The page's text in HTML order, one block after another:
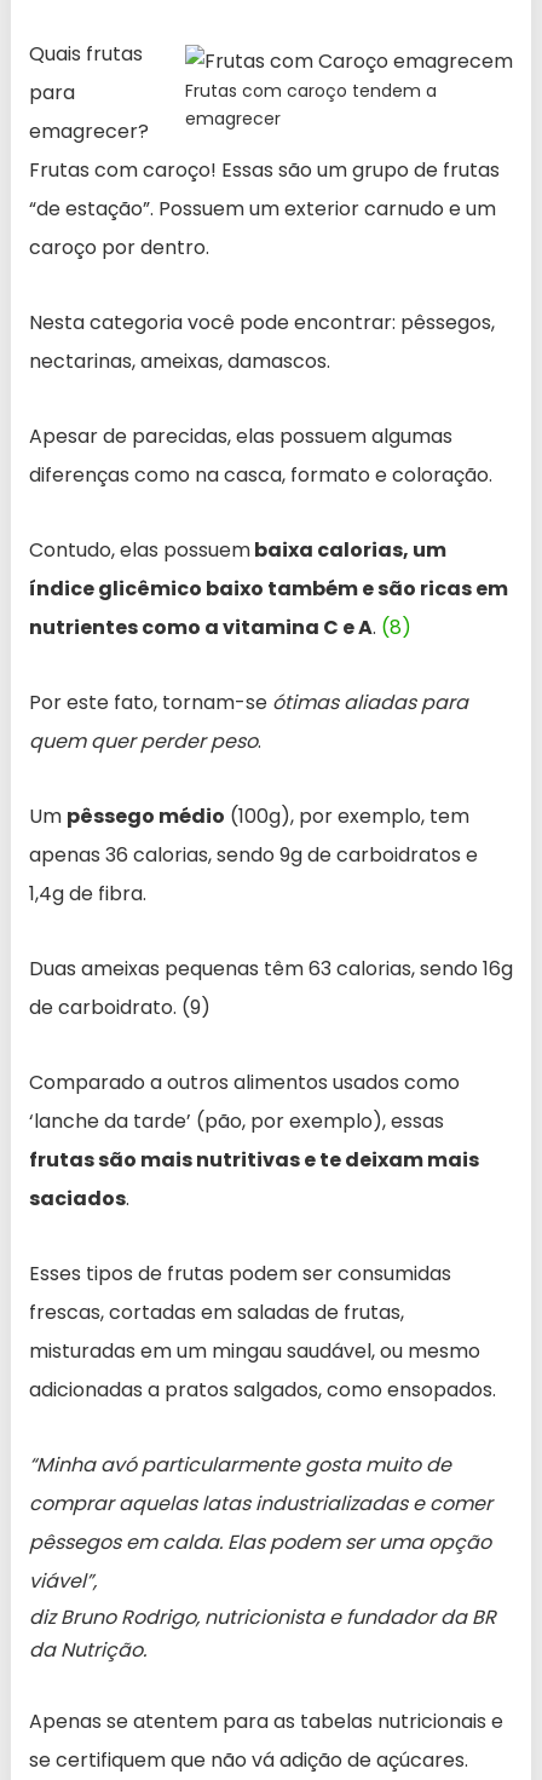
Frutas com caroço tendem a
emagrecer
Quais frutas
para
emagrecer?
Frutas com caroço! Essas são um grupo de frutas
“de estação”. Possuem um exterior carnudo e um
caroço por dentro.
Nesta categoria você pode encontrar: pêssegos,
nectarinas, ameixas, damascos.
Apesar de parecidas, elas possuem algumas
diferenças como na casca, formato e coloração.
Contudo, elas possuembaixa calorias, um
índice glicêmico baixo também e são ricas em
nutrientes como a vitamina C e A. (8)
Por este fato, tornam-se ótimas aliadas para
quem quer perder peso.
Um pêssego médio (100g), por exemplo, tem
apenas 36 calorias, sendo 9g de carboidratos e
1,4g de fibra.
Duas ameixas pequenas têm 63 calorias, sendo 16g
de carboidrato. (9)
Comparado a outros alimentos usados como
‘lanche da tarde’ (pão, por exemplo), essas
frutas são mais nutritivas e te deixam mais
saciados.
Esses tipos de frutas podem ser consumidas
frescas, cortadas em saladas de frutas,
misturadas em um mingau saudável, ou mesmo
adicionadas a pratos salgados, como ensopados.
“Minha avó particularmente gosta muito de
comprar aquelas latas industrializadas e comer
pêssegos em calda. Elas podem ser uma opção
viável”,
diz Bruno Rodrigo, nutricionista e fundador da BR
da Nutrição.
Apenas se atentem para as tabelas nutricionais e
se certifiquem que não vá adição de açúcares.